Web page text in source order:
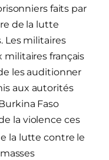
faits par
de la lutte
Les militaires
français
les auditionner
aux autorités
Faso
la violence ces
la lutte contre le